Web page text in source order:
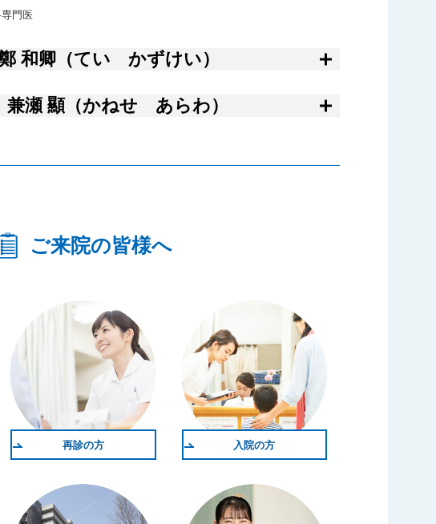
門医
和卿（てい かずけい）
兼瀬 顯（かねせ あらわ）
ご来院の皆様へ
再診の方 入院の方